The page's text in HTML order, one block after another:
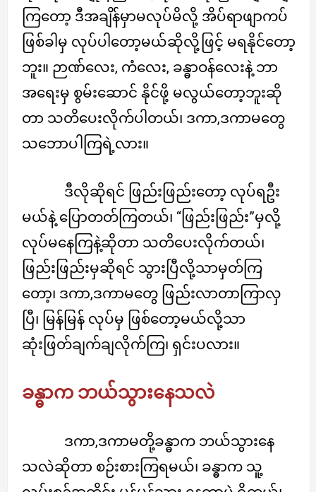
ကြတော့ ဒီအချိန်မှာမလုပ်မိလို့ အိပ်ရာဖျာကပ်
ဖြစ်ခါမှ လုပ်ပါတော့မယ်ဆိုလို့ဖြင့် မရနိုင်တော့
ဘူး။ ဉာဏ်လေး, ကံလေး, ခန္ဓာဝန်လေးနဲ့ ဘာ
အရေးမှ စွမ်းဆောင် နိုင်ဖို့ မလွယ်တော့ဘူးဆို
တာ သတိပေးလိုက်ပါတယ်၊ ဒကာ,ဒကာမတွေ
သဘောပါကြရဲ့လား။
ဒီလိုဆိုရင် ဖြည်းဖြည်းတော့ လုပ်ရဦး
မယ်နဲ့ ပြောတတ်ကြတယ်၊ “ဖြည်းဖြည်း”မှလို့
လုပ်မနေကြနဲ့ဆိုတာ သတိပေးလိုက်တယ်၊
ဖြည်းဖြည်းမှဆိုရင် သွားပြီလို့သာမှတ်ကြ
တော့၊ ဒကာ,ဒကာမတွေ ဖြည်းလာတာကြာလှ
ပြီ၊ မြန်မြန် လုပ်မှ ဖြစ်တော့မယ်လို့သာ
ဆုံးဖြတ်ချက်ချလိုက်ကြ၊ ရှင်းပလား။
ခန္ဓာက ဘယ်သွားနေသလဲ
ဒကာ,ဒကာမတို့ခန္ဓာက ဘယ်သွားနေ
သလဲဆိုတာ စဉ်းစားကြရမယ်၊ ခန္ဓာက သူ့